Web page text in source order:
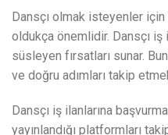
Dansçı olmak isteyenler
oldukça önemlidir. Dansçı iş
süsleyen fırsatları sunar.
ve doğru adımları takip
Dansçı iş ilanlarına
yayınlandığı platformları